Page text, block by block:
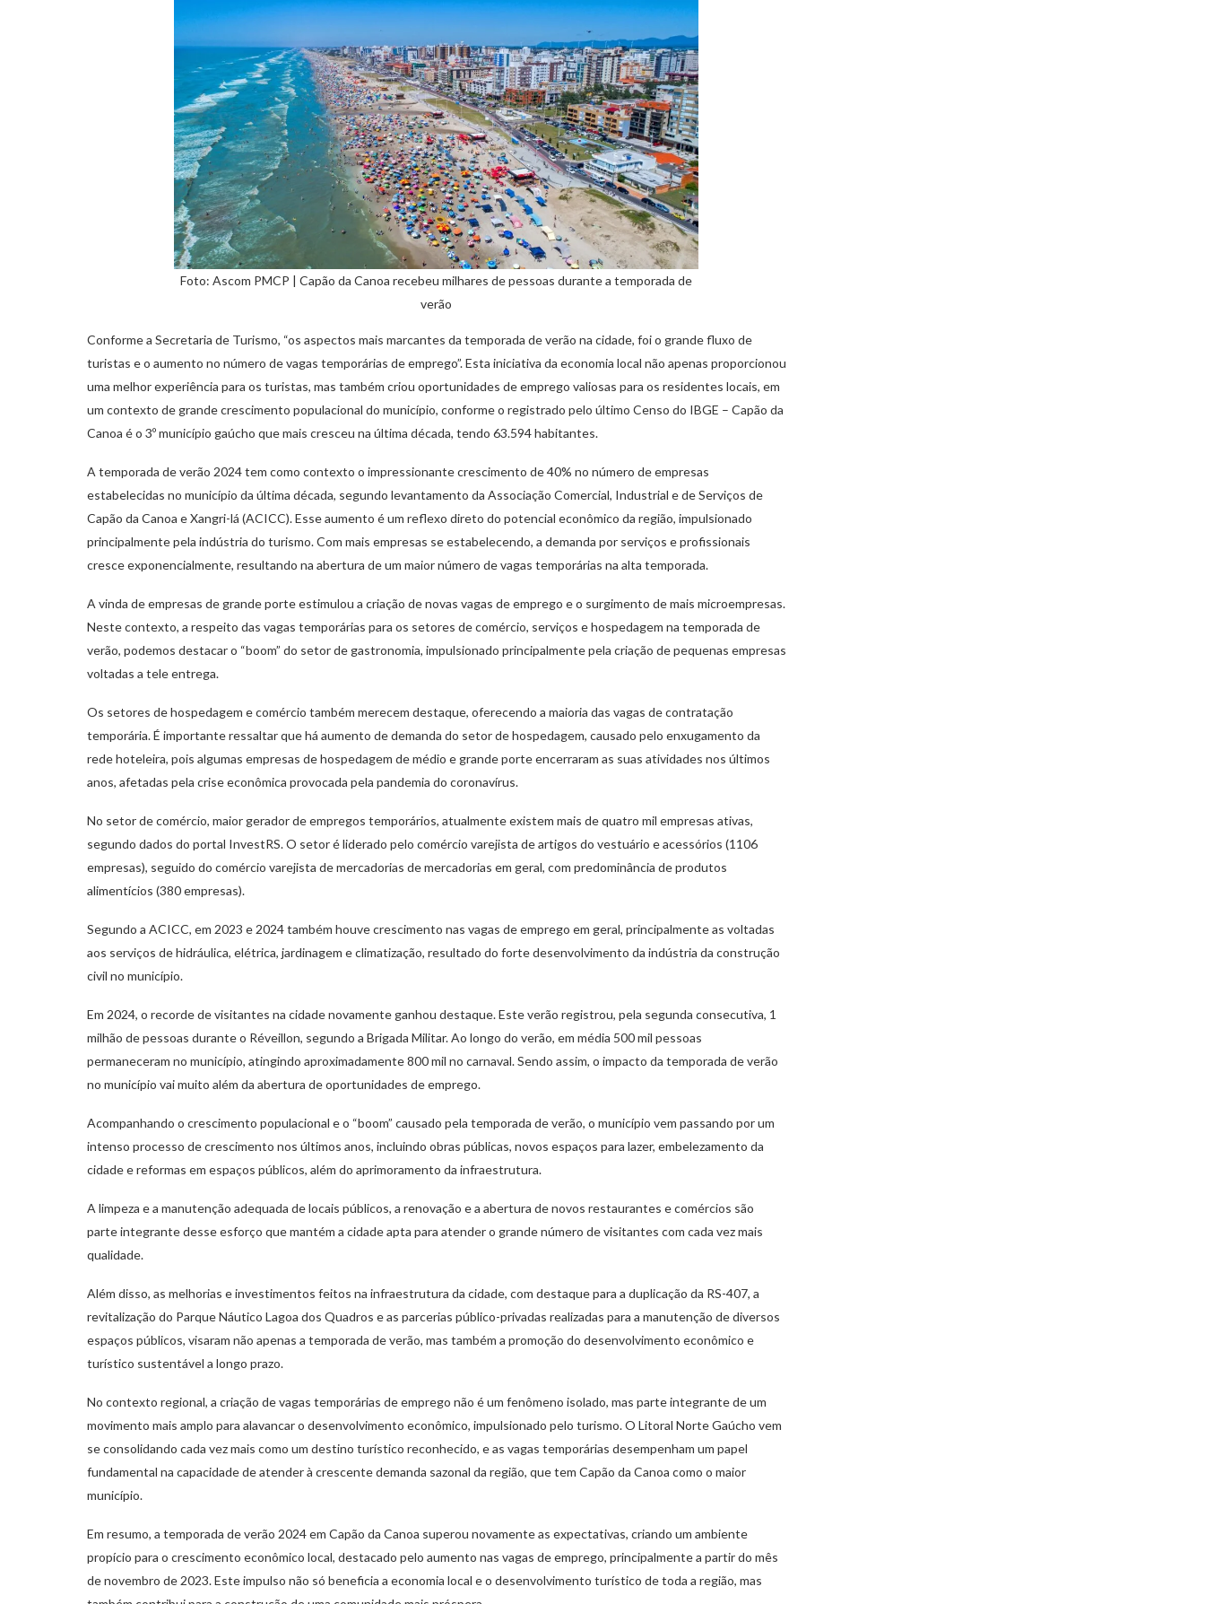
Foto: Ascom PMCP | Capão da Canoa recebeu milhares de pessoas durante a temporada de
verão
Conforme a Secretaria de Turismo, “os aspectos mais marcantes da temporada de verão na cidade, foi o grande fluxo de
turistas e o aumento no número de vagas temporárias de emprego”. Esta iniciativa da economia local não apenas proporcionou
uma melhor experiência para os turistas, mas também criou oportunidades de emprego valiosas para os residentes locais, em
um contexto de grande crescimento populacional do município, conforme o registrado pelo último Censo do IBGE – Capão da
Canoa é o 3º município gaúcho que mais cresceu na última década, tendo 63.594 habitantes.
A temporada de verão 2024 tem como contexto o impressionante crescimento de 40% no número de empresas
estabelecidas no município da última década, segundo levantamento da Associação Comercial, Industrial e de Serviços de
Capão da Canoa e Xangri-lá (ACICC). Esse aumento é um reflexo direto do potencial econômico da região, impulsionado
principalmente pela indústria do turismo. Com mais empresas se estabelecendo, a demanda por serviços e profissionais
cresce exponencialmente, resultando na abertura de um maior número de vagas temporárias na alta temporada.
A vinda de empresas de grande porte estimulou a criação de novas vagas de emprego e o surgimento de mais microempresas.
Neste contexto, a respeito das vagas temporárias para os setores de comércio, serviços e hospedagem na temporada de
verão, podemos destacar o “boom” do setor de gastronomia, impulsionado principalmente pela criação de pequenas empresas
voltadas a tele entrega.
Os setores de hospedagem e comércio também merecem destaque, oferecendo a maioria das vagas de contratação
temporária. É importante ressaltar que há aumento de demanda do setor de hospedagem, causado pelo enxugamento da
rede hoteleira, pois algumas empresas de hospedagem de médio e grande porte encerraram as suas atividades nos últimos
anos, afetadas pela crise econômica provocada pela pandemia do coronavírus.
No setor de comércio, maior gerador de empregos temporários, atualmente existem mais de quatro mil empresas ativas,
segundo dados do portal InvestRS. O setor é liderado pelo comércio varejista de artigos do vestuário e acessórios (1106
empresas), seguido do comércio varejista de mercadorias de mercadorias em geral, com predominância de produtos
alimentícios (380 empresas).
Segundo a ACICC, em 2023 e 2024 também houve crescimento nas vagas de emprego em geral, principalmente as voltadas
aos serviços de hidráulica, elétrica, jardinagem e climatização, resultado do forte desenvolvimento da indústria da construção
civil no município.
Em 2024, o recorde de visitantes na cidade novamente ganhou destaque. Este verão registrou, pela segunda consecutiva, 1
milhão de pessoas durante o Réveillon, segundo a Brigada Militar. Ao longo do verão, em média 500 mil pessoas
permaneceram no município, atingindo aproximadamente 800 mil no carnaval. Sendo assim, o impacto da temporada de verão
no município vai muito além da abertura de oportunidades de emprego.
Acompanhando o crescimento populacional e o “boom” causado pela temporada de verão, o município vem passando por um
intenso processo de crescimento nos últimos anos, incluindo obras públicas, novos espaços para lazer, embelezamento da
cidade e reformas em espaços públicos, além do aprimoramento da infraestrutura.
A limpeza e a manutenção adequada de locais públicos, a renovação e a abertura de novos restaurantes e comércios são
parte integrante desse esforço que mantém a cidade apta para atender o grande número de visitantes com cada vez mais
qualidade.
Além disso, as melhorias e investimentos feitos na infraestrutura da cidade, com destaque para a duplicação da RS-407, a
revitalização do Parque Náutico Lagoa dos Quadros e as parcerias público-privadas realizadas para a manutenção de diversos
espaços públicos, visaram não apenas a temporada de verão, mas também a promoção do desenvolvimento econômico e
turístico sustentável a longo prazo.
No contexto regional, a criação de vagas temporárias de emprego não é um fenômeno isolado, mas parte integrante de um
movimento mais amplo para alavancar o desenvolvimento econômico, impulsionado pelo turismo. O Litoral Norte Gaúcho vem
se consolidando cada vez mais como um destino turístico reconhecido, e as vagas temporárias desempenham um papel
fundamental na capacidade de atender à crescente demanda sazonal da região, que tem Capão da Canoa como o maior
município.
Em resumo, a temporada de verão 2024 em Capão da Canoa superou novamente as expectativas, criando um ambiente
propício para o crescimento econômico local, destacado pelo aumento nas vagas de emprego, principalmente a partir do mês
de novembro de 2023. Este impulso não só beneficia a economia local e o desenvolvimento turístico de toda a região, mas